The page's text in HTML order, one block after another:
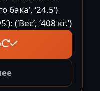
бака’, ‘24.5’)
(‘Вес’, ‘408 кг.’)